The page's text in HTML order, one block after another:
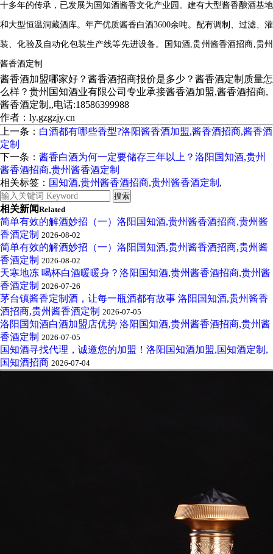
十多年的传承，已发展为国知酒酱香文化产业园。建有大型酱香酿酒基地
和大型恒温洞藏酒库。年产优质酱香白酒3600余吨。配有调制、过滤、灌
装、化验及自动化包装生产线等先进设备。 国知酒,贵州酱香酒招商,贵州
酱香酒定制
酱香酒加盟哪家好？酱香酒招商报价是多少？酱香酒定制质量怎
么样？贵州国知酒业有限公司专业承接酱香酒加盟,酱香酒招商,
酱香酒定制,,电话:18586399988
作者：ly.gzgzjy.cn
上一条： 白酒都有哪些香型?洛阳酱香酒加盟,酱香酒招商,酱香酒
定制
下一条： 酱香白酒为何一定要储存三年以上？洛阳国知酒,贵州
酱香酒招商,贵州酱香酒定制
相关标签： 国知酒,贵州酱香酒招商,贵州酱香酒定制 ,
相关新闻Related
简单有效的解酒妙招（一）洛阳国知酒,贵州酱香酒招商,贵州酱
香酒定制 2026-08-02
简单有效的解酒妙招（一）洛阳国知酒,贵州酱香酒招商,贵州酱
香酒定制 2026-08-02
天寒地冻 喝杯白酒暖暖身？洛阳国知酒,贵州酱香酒招商,贵州酱
香酒定制 2026-07-26
茅台镇酱香定制酒，让每一瓶酒都有故事 洛阳国知酒,贵州酱香
酒招商,贵州酱香酒定制 2026-07-05
洛阳国知酒白酒加盟店优势 洛阳国知酒,贵州酱香酒招商,贵州酱
香酒定制 2026-07-05
国知酒寻找代理，诚邀您的加盟！洛阳国知酒加盟,国知酒定制,
国知酒招商 2026-07-04